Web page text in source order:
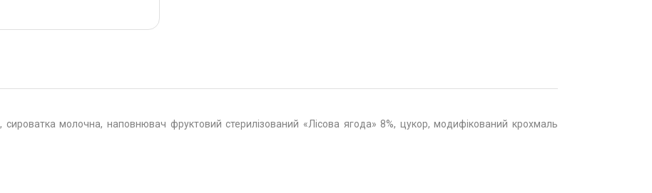
молочна, наповнювач фруктовий стерилізований «Лісова ягода» 8%, цукор, модифікований крохмаль